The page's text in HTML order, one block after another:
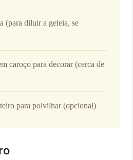
(para diluir a geleia, se
caroço para decorar (cerca de
para polvilhar (opcional)